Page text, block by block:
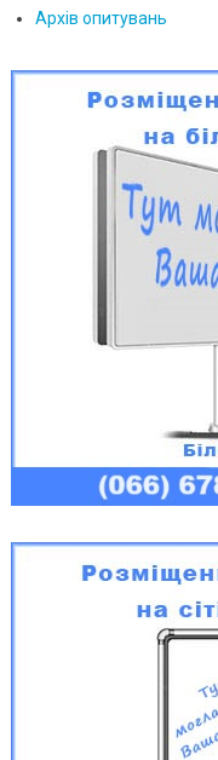
Архів опитувань